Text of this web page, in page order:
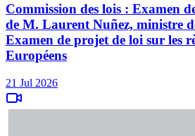
Commission des lois : Examen
de M. Laurent Nuñez, ministre
Examen de projet de loi sur les
Européens
21 Jul 2026